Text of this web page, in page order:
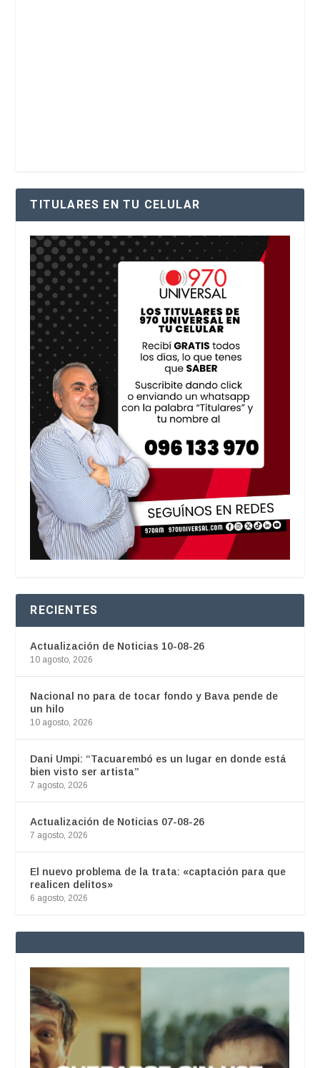
TITULARES EN TU CELULAR
RECIENTES
Actualización de Noticias 10-08-26
10 agosto, 2026
Nacional no para de tocar fondo y Bava pende de
un hilo
10 agosto, 2026
Dani Umpi: “Tacuarembó es un lugar en donde está
bien visto ser artista”
7 agosto, 2026
Actualización de Noticias 07-08-26
7 agosto, 2026
El nuevo problema de la trata: «captación para que
realicen delitos»
6 agosto, 2026